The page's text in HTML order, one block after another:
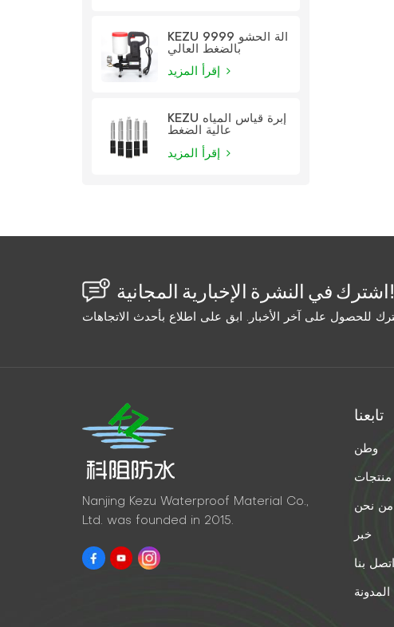
KEZU 9999 آلة الحشو
بالضغط العالي
KEZU إبرة قياس المياه
عالية الضغط
اشترك في النشرة الإخبارية المجانية!
Nanjing Kezu Waterproof Material Co.,
Ltd. was founded in 2015.
تابعنا
وطن
منتجات
من نحن
خبر
اتصل بنا
المدونة